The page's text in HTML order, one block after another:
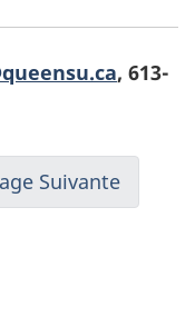
, 613-
Suivante